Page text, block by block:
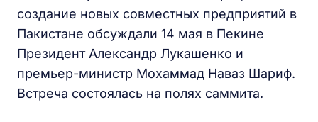
создание новых совместных предприятий в
Пакистане обсуждали 14 мая в Пекине
Президент Александр Лукашенко и
премьер-министр Мохаммад Наваз Шариф.
Встреча состоялась на полях саммита.